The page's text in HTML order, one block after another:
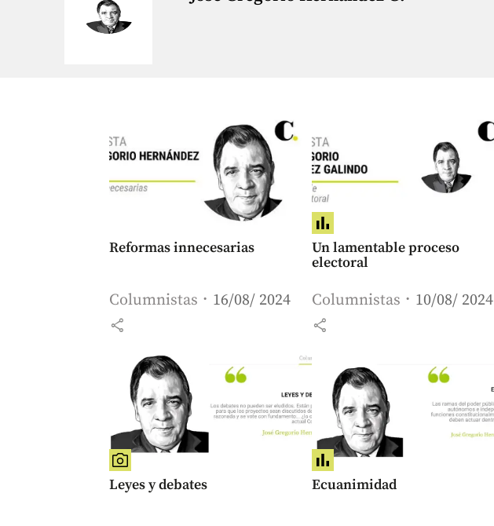
Reformas innecesarias
Columnistas 16/08/ 2024
share
Un lamentable proceso
electoral
Columnistas 10/08/ 2024
share
Leyes y debates Ecuanimidad